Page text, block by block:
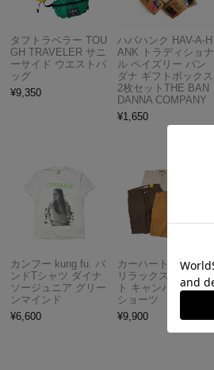
タフトラベラー TOU
GH TRAVELER サニ
ーサイド ウエストバ
ッグ
¥9,350
ハバハンク HAV-A-H
ANK トラディショナ
ル ペイズリー バン
ダナ ギフトボックス
2枚セットTHE BAN
DANNA COMPANY
¥1,650
カンフー kung fu. バ
ンドTシャツ ダイナ
ソージュニア グリー
ンマインド
¥6,600
カーハート Carhartt
リラックスドフィッ
ト キャンバスワーク
ショーツ
¥9,900